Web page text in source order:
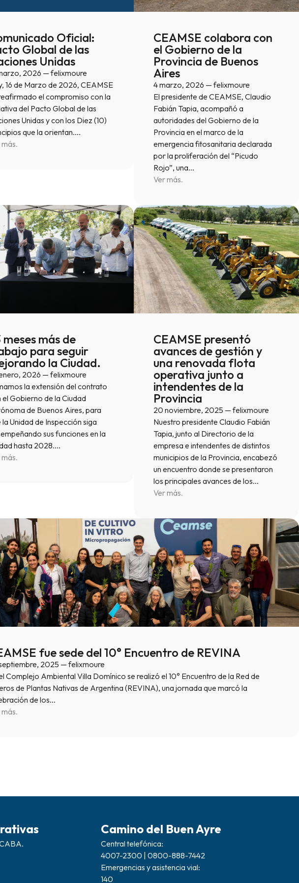
Oficial:
Global de las
Unidas
2026 — felixmoure
16 de Marzo de 2026, CEAMSE
el compromiso con la
del Pacto Global de las
Unidas y con los Diez (10)
que la orientan.…
CEAMSE colabora con
el Gobierno de la
Provincia de Buenos
Aires
4 marzo, 2026 — felixmoure
El presidente de CEAMSE, Claudio
Fabián Tapia, acompañó a
autoridades del Gobierno de la
Provincia en el marco de la
emergencia fitosanitaria declarada
por la proliferación del “Picudo
Rojo”, una…
Ver más.
meses más de
para seguir
la Ciudad.
2026 — felixmoure
la extensión del contrato
el Gobierno de la Ciudad
de Buenos Aires, para
la Unidad de Inspección siga
sus funciones en la
hasta 2028.…
CEAMSE presentó
avances de gestión y
una renovada flota
operativa junto a
intendentes de la
Provincia
20 noviembre, 2025 — felixmoure
Nuestro presidente Claudio Fabián
Tapia, junto al Directorio de la
empresa e intendentes de distintos
municipios de la Provincia, encabezó
un encuentro donde se presentaron
los principales avances de los…
Ver más.
fue sede del 10° Encuentro de REVINA
2025 — felixmoure
Complejo Ambiental Villa Domínico se realizó el 10° Encuentro de la Red de
de Plantas Nativas de Argentina (REVINA), una jornada que marcó la
de los…
Camino del Buen Ayre
Central telefónica:
4007-2300 | 0800-888-7442
Emergencias y asistencia vial:
140